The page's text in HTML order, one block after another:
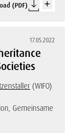
(PDF)
17.05.2022
(WIFO)
Gemeinsame